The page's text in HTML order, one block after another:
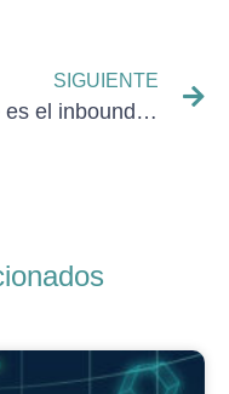
SIGUIENTE
Qué es el inbound marketing